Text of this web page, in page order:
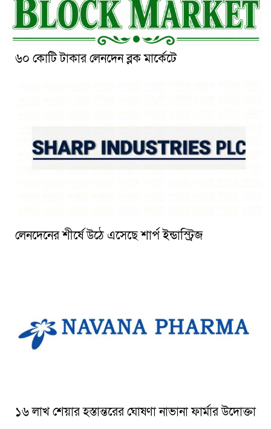
৬০ কোটি টাকার লেনদেন ব্লক মার্কেটে
লেনদেনের শীর্ষে উঠে এসেছে শার্প ইন্ডাস্ট্রিজ
১৬ লাখ শেয়ার হস্তান্তরের ঘোষণা নাভানা ফার্মার উদোক্তা